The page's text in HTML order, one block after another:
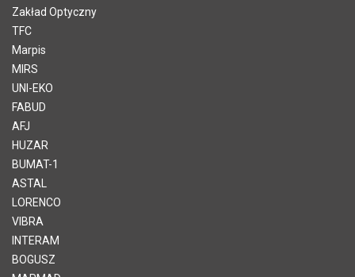
Zakład Optyczny
TFC
Marpis
MIRS
UNI-EKO
FABUD
AFJ
HUZAR
BUMAT-1
ASTAL
LORENCO
VIBRA
INTERAM
BOGUSZ